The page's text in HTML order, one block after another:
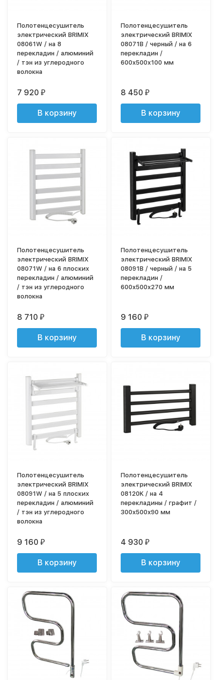
Полотенцесушитель
электрический BRIMIX
08061W / на 8
перекладин / алюминий
/ тэн из углеродного
волокна
7 920₽
В корзину
Полотенцесушитель
электрический BRIMIX
08071B / черный / на 6
перекладин /
600х500х100 мм
8 450₽
В корзину
Полотенцесушитель
электрический BRIMIX
08071W / на 6 плоских
перекладин / алюминий
/ тэн из углеродного
волокна
8 710₽
В корзину
Полотенцесушитель
электрический BRIMIX
08091B / черный / на 5
перекладин /
600х500х270 мм
9 160₽
В корзину
Полотенцесушитель
электрический BRIMIX
08091W / на 5 плоских
перекладин / алюминий
/ тэн из углеродного
волокна
9 160₽
В корзину
Полотенцесушитель
электрический BRIMIX
08120K / на 4
перекладины / графит /
300х500х90 мм
4 930₽
В корзину